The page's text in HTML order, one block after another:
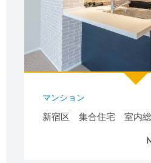
マンション
新宿区 集合住宅 室内総